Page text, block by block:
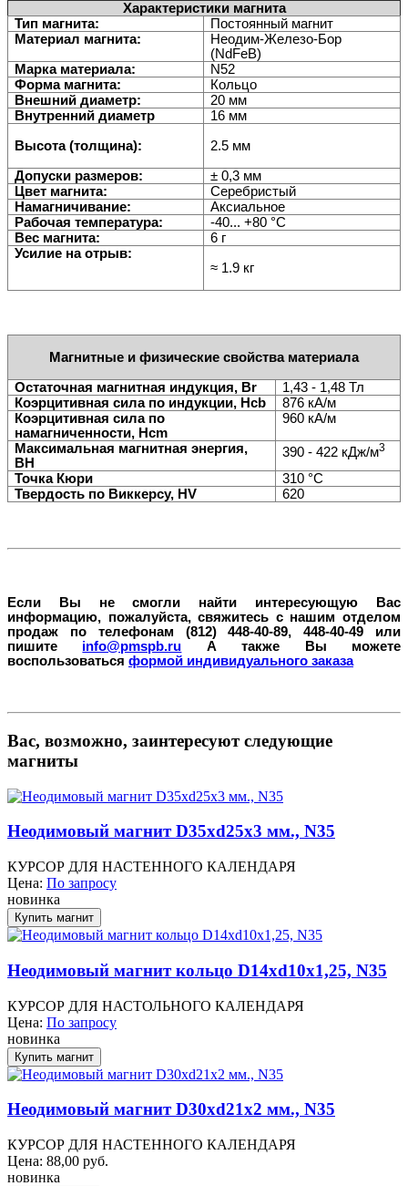
Характеристики магнита
Тип магнита:
Постоянный магнит
Материал магнита:
Неодим-Железо-Бор
(NdFeB)
Марка материала:
N52
Форма магнита:
Кольцо
Внешний диаметр:
20 мм
Внутренний диаметр
16 мм
Высота (толщина): 2.5 мм
Допуски размеров:
± 0,3 мм
Цвет магнита:
Серебристый
Намагничивание:
Аксиальное
Рабочая температура:
-40... +80 °С
Вес магнита:
6 г
Усилие на отрыв:
≈ 1.9 кг
Магнитные и физические свойства материала
Остаточная магнитная индукция, Br 1,43 - 1,48 Тл
Коэрцитивная сила по индукции, Hcb
876 кА/м
Коэрцитивная сила по
намагниченности, Hcm
960 кА/м
Максимальная магнитная энергия,
BH
390 - 422 кДж/м3
Точка Кюри 310 °C
Твердость по Виккерсу, HV
620
Если Вы не смогли найти интересующую Вас
информацию, пожалуйста, свяжитесь с нашим отделом
продаж по телефонам (812) 448-40-89, 448-40-49 или
пишите info@pmspb.ru А также Вы можете
воспользоваться формой индивидуального заказа
Вас, возможно, заинтересуют следующие
магниты
Неодимовый магнит D35xd25x3 мм., N35
КУРСОР ДЛЯ НАСТЕННОГО КАЛЕНДАРЯ
Цена: По запросу
новинка
Неодимовый магнит кольцо D14xd10x1,25, N35
КУРСОР ДЛЯ НАСТОЛЬНОГО КАЛЕНДАРЯ
Цена: По запросу
новинка
Неодимовый магнит D30xd21x2 мм., N35
КУРСОР ДЛЯ НАСТЕННОГО КАЛЕНДАРЯ
Цена: 88,00 руб.
новинка